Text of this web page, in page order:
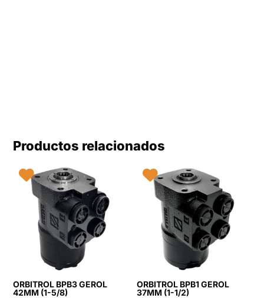
Productos relacionados
ORBITROL BPB3 GEROL
42MM (1-5/8)
ORBITROL BPB1 GEROL
37MM (1-1/2)